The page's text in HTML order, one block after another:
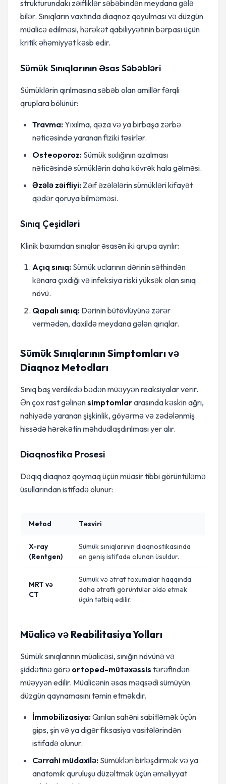
strukturundakı zəifliklər səbəbindən meydana gələ
bilər. Sınıqların vaxtında diaqnoz qoyulması və düzgün
müalicə edilməsi, hərəkət qabiliyyətinin bərpası üçün
kritik əhəmiyyət kəsb edir.
Sümük Sınıqlarının Əsas Səbəbləri
Sümüklərin qırılmasına səbəb olan amillər fərqli
qruplara bölünür:
Travma:Yıxılma, qəza və ya birbaşa zərbə
nəticəsində yaranan fiziki təsirlər.
Osteoporoz: Sümük sıxlığının azalması
nəticəsində sümüklərin daha kövrək hala gəlməsi.
Əzələ zəifliyi: Zəif əzələlərin sümükləri kifayət
qədər qoruya bilməməsi.
Sınıq Çeşidləri
Klinik baxımdan sınıqlar əsasən iki qrupa ayrılır:
Açıq sınıq: Sümük uclarının dərinin səthindən
kənara çıxdığı və infeksiya riski yüksək olan sınıq
növü.
Qapalı sınıq: Dərinin bütövlüyünə zərər
vermədən, daxildə meydana gələn qırıqlar.
Sümük Sınıqlarının Simptomları və
Diaqnoz Metodları
Sınıq baş verdikdə bədən müəyyən reaksiyalar verir.
Ən çox rast gəlinənsimptomlararasında kəskin ağrı,
nahiyədə yaranan şişkinlik, göyərmə və zədələnmiş
hissədə hərəkətin məhdudlaşdırılması yer alır.
Diaqnostika Prosesi
Dəqiq diaqnoz qoymaq üçün müasir tibbi görüntüləmə
üsullarından istifadə olunur:
Metod Təsviri
X-ray
(Rentgen)
Sümük sınıqlarının diaqnostikasında
ən geniş istifadə olunan üsuldur.
MRT və
CT
Sümük və ətraf toxumalar haqqında
daha ətraflı görüntülər əldə etmək
üçün tətbiq edilir.
Müalicə və Reabilitasiya Yolları
Sümük sınıqlarının müalicəsi, sınığın növünə və
şiddətinə görə ortoped-mütəxəssis tərəfindən
müəyyən edilir. Müalicənin əsas məqsədi sümüyün
düzgün qaynamasını təmin etməkdir.
İmmobilizasiya:Qırılan sahəni sabitləmək üçün
gips, şin və ya digər fiksasiya vasitələrindən
istifadə olunur.
Cərrahi müdaxilə: Sümükləri birləşdirmək və ya
anatomik quruluşu düzəltmək üçün əməliyyat